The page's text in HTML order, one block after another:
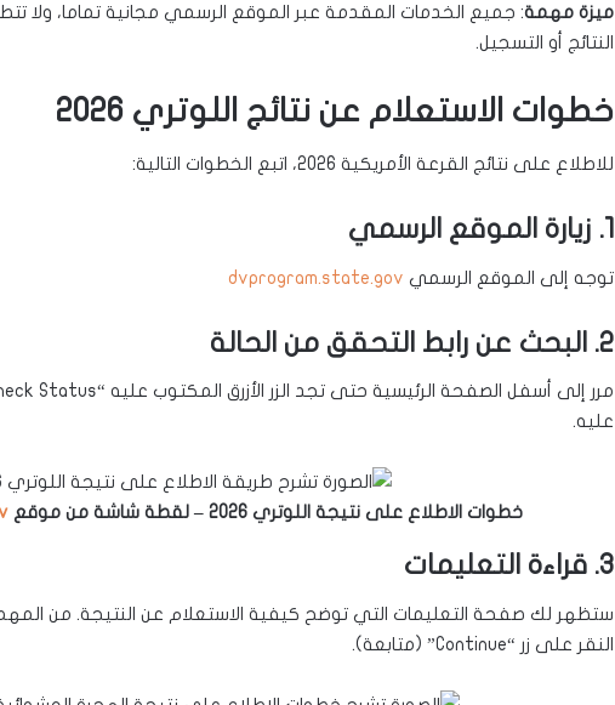
ميزة مهمة: جميع الخدمات المقدمة عبر الموقع الرسمي مجانية تماما، ولا
النتائج أو التسجيل.
خطوات الاستعلام عن نتائج اللوتري 2026
للاطلاع على نتائج القرعة الأمريكية 2026، اتبع الخطوات التالية:
1. زيارة الموقع الرسمي
توجه إلى الموقع الرسمي dvprogram.state.gov
2. البحث عن رابط التحقق من الحالة
عليه.
خطوات الاطلاع على نتيجة اللوتري 2026 – لقطة شاشة من موقع
3. قراءة التعليمات
ستظهر لك صفحة التعليمات التي توضح كيفية الاستعلام عن النتيجة. من المهم
النقر على زر “Continue” (متابعة).